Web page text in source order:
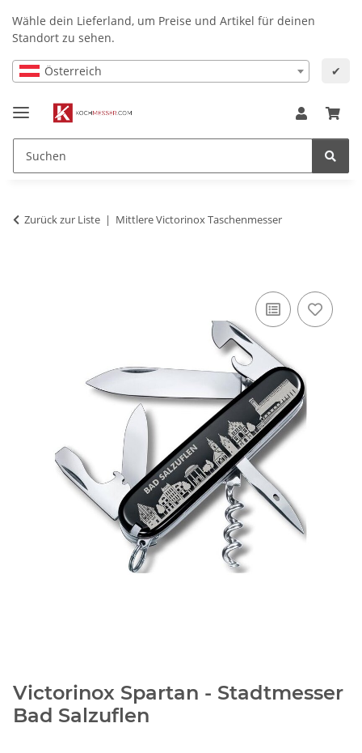
Wähle dein Lieferland, um Preise und Artikel für deinen
Standort zu sehen.
Österreich ✔
Zurück zur Liste Mittlere Victorinox Taschenmesser
Victorinox Spartan - Stadtmesser
Bad Salzuflen